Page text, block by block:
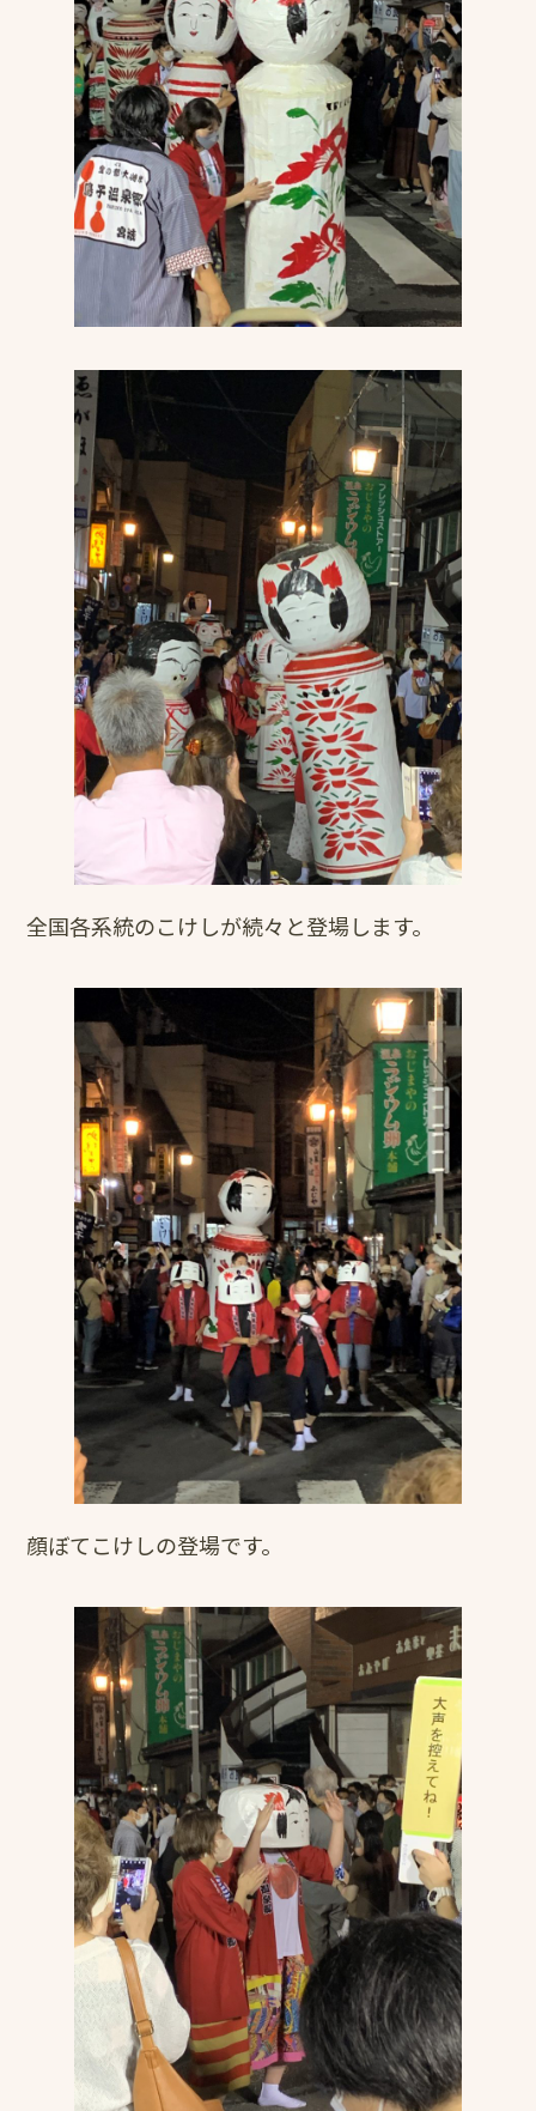
全国各系統のこけしが続々と登場します。
顔ぼてこけしの登場です。